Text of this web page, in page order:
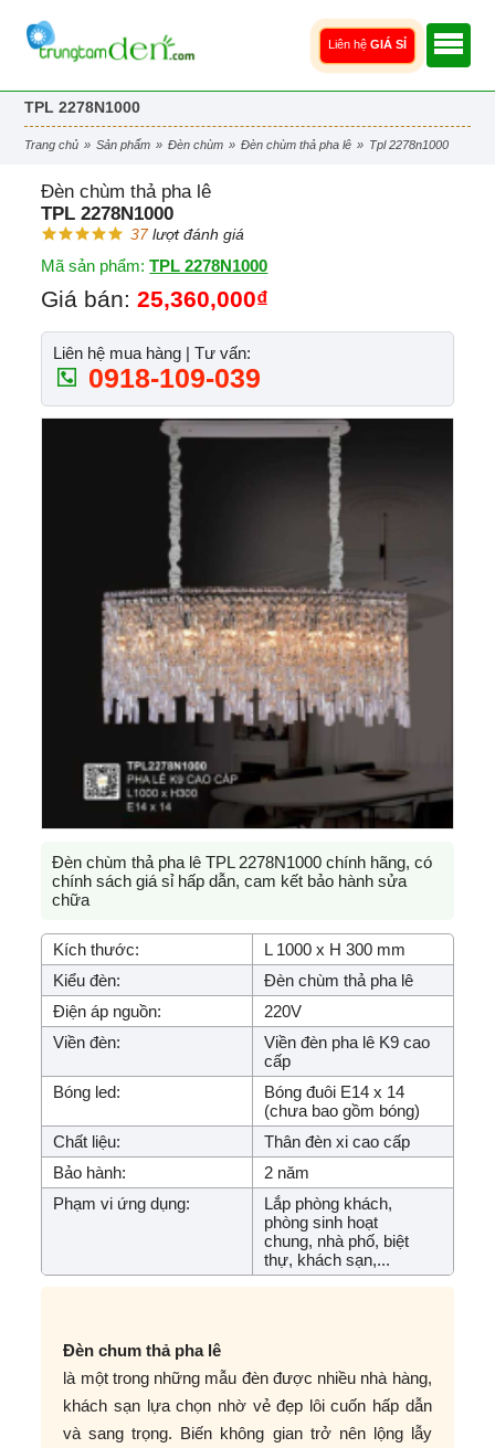
Liên hệ GIÁ SỈ
TPL 2278N1000
trang chủ » sản phẩm » đèn chùm » đèn chùm thả pha lê » tpl 2278n1000
Đèn chùm thả pha lê
TPL 2278N1000
37lượt đánh giá
Mã sản phẩm:TPL 2278N1000
Giá bán:25,360,000₫
Liên hệ mua hàng | Tư vấn:
0918-109-039
Đèn chùm thả pha lê TPL 2278N1000 chính hãng, có
chính sách giá sỉ hấp dẫn, cam kết bảo hành sửa
chữa
Kích thước:
L 1000 x H 300 mm
Kiểu đèn:
Đèn chùm thả pha lê
Điện áp nguồn:
220V
Viền đèn:
Viền đèn pha lê K9 cao
cấp
Bóng led:
Bóng đuôi E14 x 14
(chưa bao gồm bóng)
Chất liệu:
Thân đèn xi cao cấp
Bảo hành:
2 năm
Phạm vi ứng dụng:
Lắp phòng khách,
phòng sinh hoạt
chung, nhà phố, biệt
thự, khách sạn,...
Đèn chum thả pha lê
là một trong những mẫu đèn được nhiều nhà hàng,
khách sạn lựa chọn nhờ vẻ đẹp lôi cuốn hấp dẫn
và sang trọng. Biến không gian trở nên lộng lẫy